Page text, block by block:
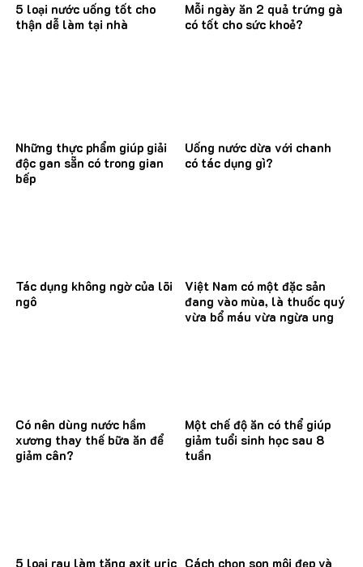
5 loại nước uống tốt cho
thận dễ làm tại nhà
Mỗi ngày ăn 2 quả trứng gà
có tốt cho sức khoẻ?
Những thực phẩm giúp giải
độc gan sẵn có trong gian
bếp
Uống nước dừa với chanh
có tác dụng gì?
Tác dụng không ngờ của lõi
ngô
Việt Nam có một đặc sản
đang vào mùa, là thuốc quý
vừa bổ máu vừa ngừa ung
Có nên dùng nước hầm
xương thay thế bữa ăn để
giảm cân?
Một chế độ ăn có thể giúp
giảm tuổi sinh học sau 8
tuần
5 loại rau làm tăng axit uric Cách chọn son môi đẹp và